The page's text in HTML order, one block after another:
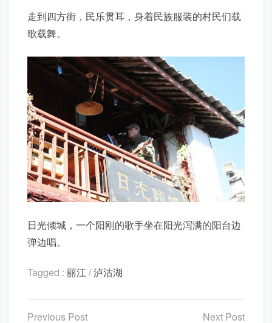
走到四方街，民乐贯耳，身着民族服装的村民们载
歌载舞。
日光倾城，一个阳刚的歌手坐在阳光泻满的阳台边
弹边唱。
Tagged : 丽江/泸沽湖
文